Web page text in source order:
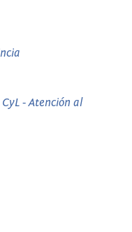
- Atención al